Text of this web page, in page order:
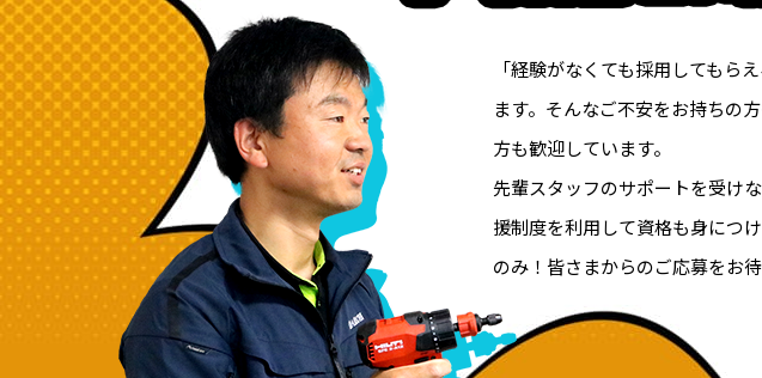
「経験がなくても採用してもら
ます。そんなご不安をお持ちの
方も歓迎しています。
先輩スタッフのサポートを受け
援制度を利用して資格も身につ
のみ！皆さまからのご応募をお待